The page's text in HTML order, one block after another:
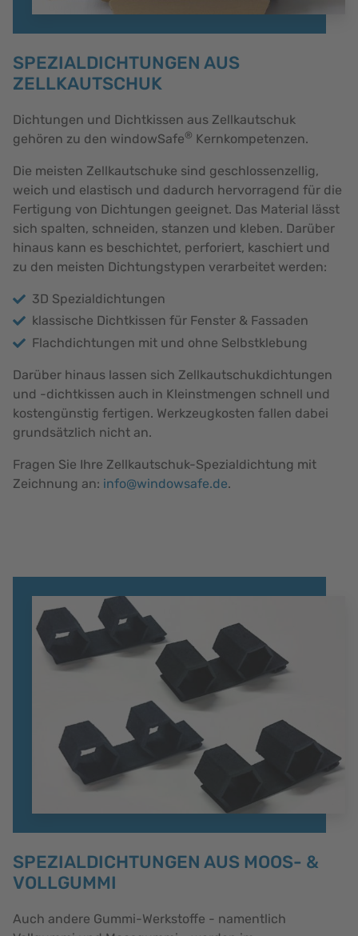
SPEZIALDICHTUNGEN AUS
ZELLKAUTSCHUK
Dichtungen und Dichtkissen aus Zellkautschuk
gehören zu den windowSafe® Kernkompetenzen.
Die meisten Zellkautschuke sind geschlossenzellig,
weich und elastisch und dadurch hervorragend für die
Fertigung von Dichtungen geeignet. Das Material lässt
sich spalten, schneiden, stanzen und kleben. Darüber
hinaus kann es beschichtet, perforiert, kaschiert und
zu den meisten Dichtungstypen verarbeitet werden:
3D Spezialdichtungen
klassische Dichtkissen für Fenster & Fassaden
Flachdichtungen mit und ohne Selbstklebung
Darüber hinaus lassen sich Zellkautschukdichtungen
und -dichtkissen auch in Kleinstmengen schnell und
kostengünstig fertigen. Werkzeugkosten fallen dabei
grundsätzlich nicht an.
Fragen Sie Ihre Zellkautschuk-Spezialdichtung mit
Zeichnung an: info@windowsafe.de.
SPEZIALDICHTUNGEN AUS MOOS- &
VOLLGUMMI
Auch andere Gummi-Werkstoffe - namentlich